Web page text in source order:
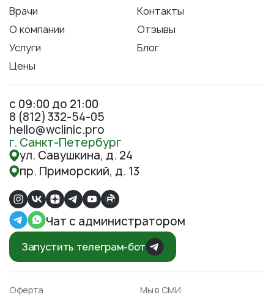
Врачи
Контакты
О компании
Отзывы
Услуги
Блог
Цены
с 09:00 до 21:00
8 (812) 332-54-05
hello@wclinic.pro
г. Санкт-Петербург
ул. Савушкина, д. 24
пр. Приморский, д. 13
Чат с администратором
Запустить телеграм-бот
Оферта
Мы в СМИ